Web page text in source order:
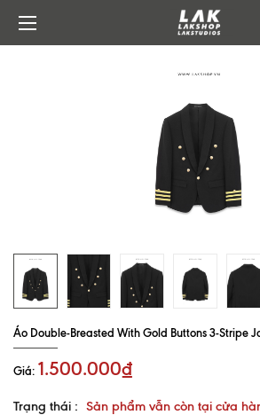
Áo Double-Breasted With Gold Buttons 3-Stripe
Giá: 1.500.000₫
Trạng thái : Sản phẩm vẫn còn tại cửa